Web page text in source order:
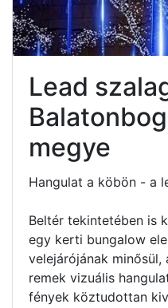
Lead
megye
Hangulat a köbön - a
Beltér tekintetében is
egy kerti bungalow
velejárójának
remek vizuális
fények köztudottan